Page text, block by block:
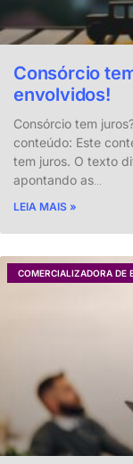
Consórcio
envolvidos!
Consórcio tem
conteúdo: Este
tem juros. O texto
apontando as…
LEIA MAIS »
COMERCIALIZADORA DE